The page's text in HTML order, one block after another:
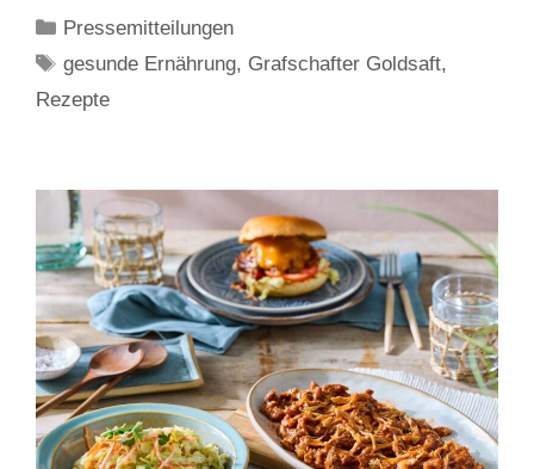
Kategorien
Pressemitteilungen
Schlagwörter
gesunde Ernährung, Grafschafter Goldsaft,
Rezepte